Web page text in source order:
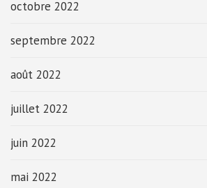
octobre 2022
septembre 2022
août 2022
juillet 2022
juin 2022
mai 2022